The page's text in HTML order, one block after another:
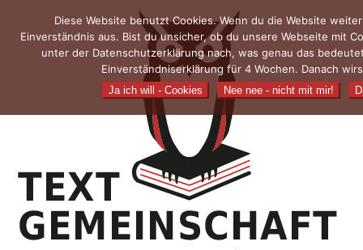
content
Diese Website benutzt Cookies. Wenn du die Website
Einverständnis aus. Bist du unsicher, ob du unsere Webseite mit
unter der Datenschutzerklärung nach, was genau das
Einverständniserklärung für 4 Wochen. Danach
Ja ich will - Cookies Nee nee - nicht mit mir!